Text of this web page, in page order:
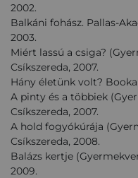
2002.
Balkáni fohász. Pallas-
2003.
Miért lassú a csiga?
Csíkszereda, 2007.
Hány életünk volt?
A pinty és a többiek
Csíkszereda, 2007.
A hold fogyókúrája
Csíkszereda, 2008.
Balázs kertje
2009.